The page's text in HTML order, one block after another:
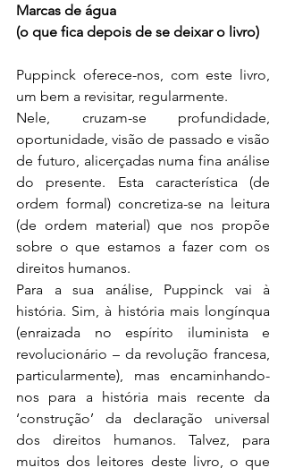
Marcas de água
(o que fica depois de se deixar o livro)
Puppinck oferece-nos, com este livro,
um bem a revisitar, regularmente.
Nele, cruzam-se profundidade,
oportunidade, visão de passado e visão
de futuro, alicerçadas numa fina análise
do presente. Esta característica (de
ordem formal) concretiza-se na leitura
(de ordem material) que nos propõe
sobre o que estamos a fazer com os
direitos humanos.
Para a sua análise, Puppinck vai à
história. Sim, à história mais longínqua
(enraizada no espírito iluminista e
revolucionário – da revolução francesa,
particularmente), mas encaminhando-
nos para a história mais recente da
‘construção’ da declaração universal
dos direitos humanos. Talvez, para
muitos dos leitores deste livro, o que